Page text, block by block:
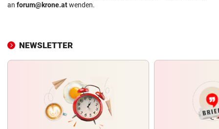
an forum@krone.atwenden.
NEWSLETTER